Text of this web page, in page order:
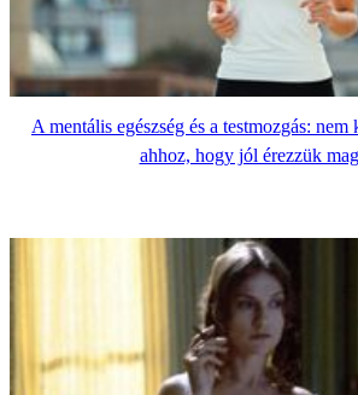
A mentális egészség és a testmozgás:
ahhoz, hogy jól érezzük